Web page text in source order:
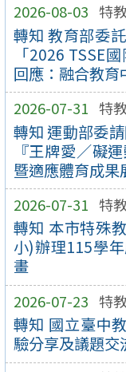
2026-08-03 特
轉知 教育部委
「2026 TSSE
回應：融合教育
2026-07-31 特
轉知 運動部委
『王牌愛／礙
暨適應體育成果
2026-07-31 特
轉知 本市特殊
小)辦理115學
畫
2026-07-23 特
轉知 國立臺中
驗分享及議題交